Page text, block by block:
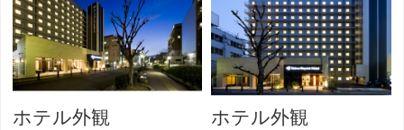
ホテル外観 ホテル外観